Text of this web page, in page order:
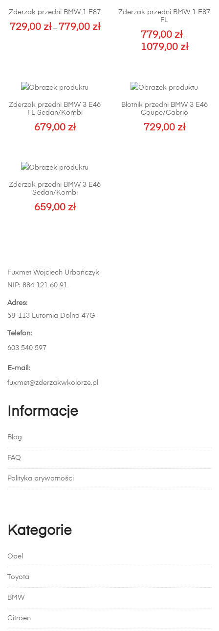
Zderzak przedni BMW 1 E87
729,00 zł – 779,00 złZakres
wariantów.
można
wybrać
Zderzak przedni BMW 1 E87
FL
779,00 zł –
1079,00 złZakres
1079,00 zł
ma
wariantów.
można
Zderzak przedni BMW 3 E46
FL Sedan/Kombi
679,00 zł
Błotnik przedni BMW 3 E46
Coupe/Cabrio
729,00 zł
Zderzak przedni BMW 3 E46
Sedan/Kombi
659,00 zł
Fuxmet Wojciech Urbańczyk
NIP: 884 121 60 91
Adres:
58-113 Lutomia Dolna 47G
Telefon:
603 540 597
E-mail:
fuxmet@zderzakwkolorze.pl
Informacje
Blog
FAQ
Polityka prywatności
Kategorie
Opel
Toyota
BMW
Citroen